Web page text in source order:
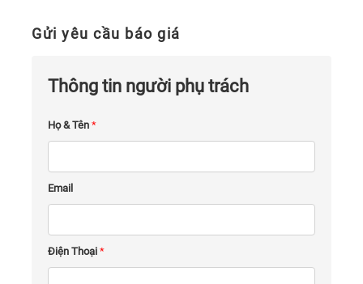
Gửi yêu cầu báo giá
Thông tin người phụ trách
Họ & Tên *
Email
Điện Thoại *